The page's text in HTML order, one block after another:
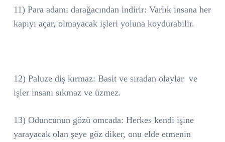
11) Para adamı darağacından indirir: Varlık insana her
kapıyı açar, olmayacak işleri yoluna koydurabilir.
12) Paluze diş kırmaz: Basit ve sıradan olaylar ve
işler insanı sıkmaz ve üzmez.
13) Oduncunun gözü omcada: Herkes kendi işine
yarayacak olan şeye göz diker, onu elde etmenin